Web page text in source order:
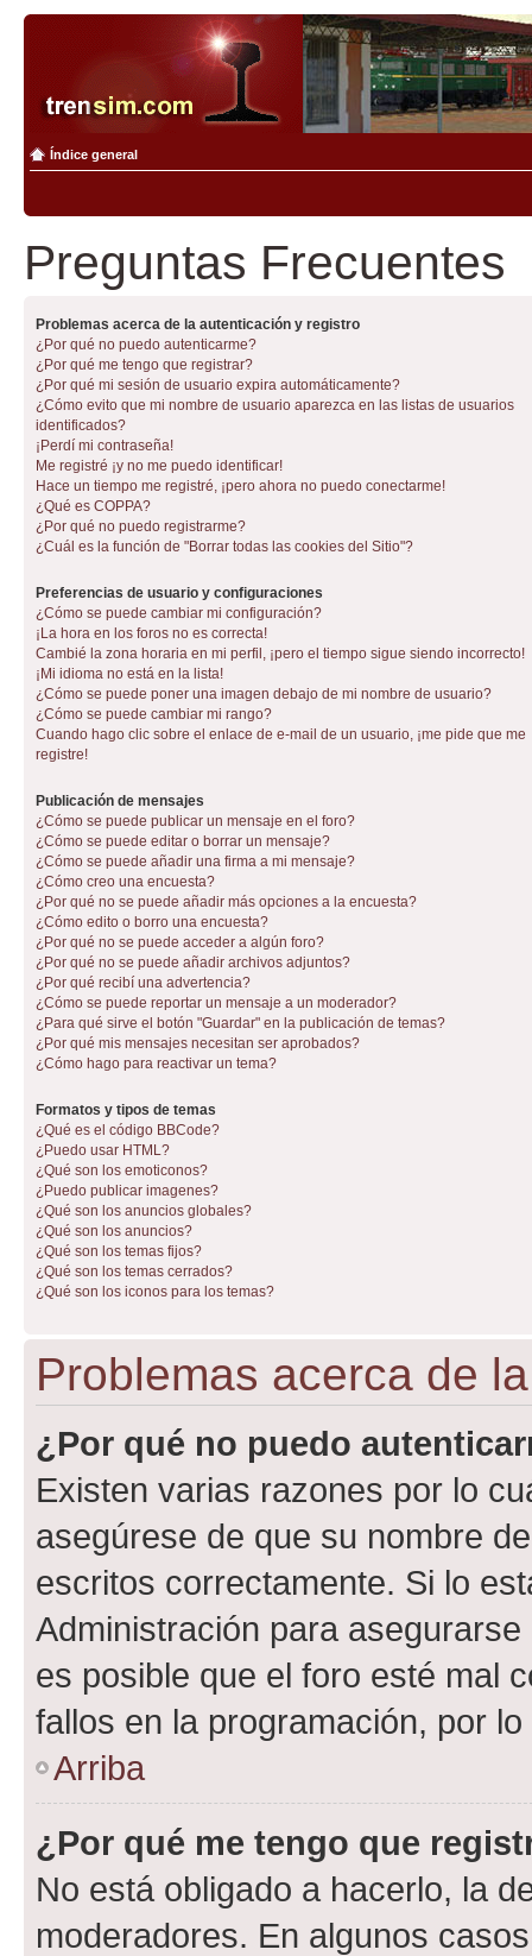
Índice general
Preguntas Frecuentes
Problemas acerca de la autenticación y registro
¿Por qué no puedo autenticarme?
¿Por qué me tengo que registrar?
¿Por qué mi sesión de usuario expira automáticamente?
¿Cómo evito que mi nombre de usuario aparezca en las listas de usuarios
identificados?
¡Perdí mi contraseña!
Me registré ¡y no me puedo identificar!
Hace un tiempo me registré, ¡pero ahora no puedo conectarme!
¿Qué es COPPA?
¿Por qué no puedo registrarme?
¿Cuál es la función de "Borrar todas las cookies del Sitio"?
Preferencias de usuario y configuraciones
¿Cómo se puede cambiar mi configuración?
¡La hora en los foros no es correcta!
Cambié la zona horaria en mi perfil, ¡pero el tiempo sigue siendo incorrecto!
¡Mi idioma no está en la lista!
¿Cómo se puede poner una imagen debajo de mi nombre de usuario?
¿Cómo se puede cambiar mi rango?
Cuando hago clic sobre el enlace de e-mail de un usuario, ¡me pide que me
registre!
Publicación de mensajes
¿Cómo se puede publicar un mensaje en el foro?
¿Cómo se puede editar o borrar un mensaje?
¿Cómo se puede añadir una firma a mi mensaje?
¿Cómo creo una encuesta?
¿Por qué no se puede añadir más opciones a la encuesta?
¿Cómo edito o borro una encuesta?
¿Por qué no se puede acceder a algún foro?
¿Por qué no se puede añadir archivos adjuntos?
¿Por qué recibí una advertencia?
¿Cómo se puede reportar un mensaje a un moderador?
¿Para qué sirve el botón "Guardar" en la publicación de temas?
¿Por qué mis mensajes necesitan ser aprobados?
¿Cómo hago para reactivar un tema?
Formatos y tipos de temas
¿Qué es el código BBCode?
¿Puedo usar HTML?
¿Qué son los emoticonos?
¿Puedo publicar imagenes?
¿Qué son los anuncios globales?
¿Qué son los anuncios?
¿Qué son los temas fijos?
¿Qué son los temas cerrados?
¿Qué son los iconos para los temas?
Problemas acerca de
¿Por qué no puedo
Existen varias razones por lo
asegúrese de que su nombre
escritos correctamente. Si lo
Administración para
es posible que el foro esté mal
fallos en la programación, por
Arriba
¿Por qué me tengo que
No está obligado a hacerlo, la
moderadores. En algunos